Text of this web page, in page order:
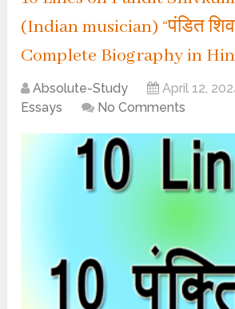
(Indian musician) “पंडित
Complete Biography in
Absolute-Study April 12,
Essays
No Comments